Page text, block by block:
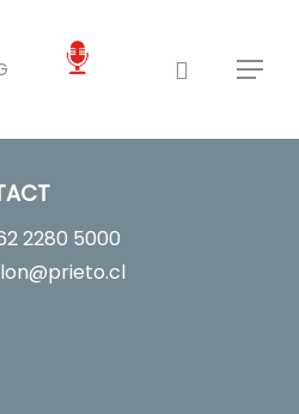
2280 5000